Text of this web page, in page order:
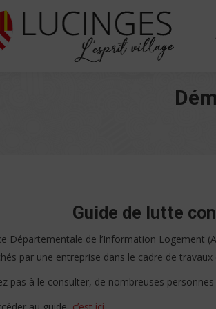
Guide de lutte
Départementale de l’Information
par une entreprise dans le cadre de
pas à le consulter, de nombreuses